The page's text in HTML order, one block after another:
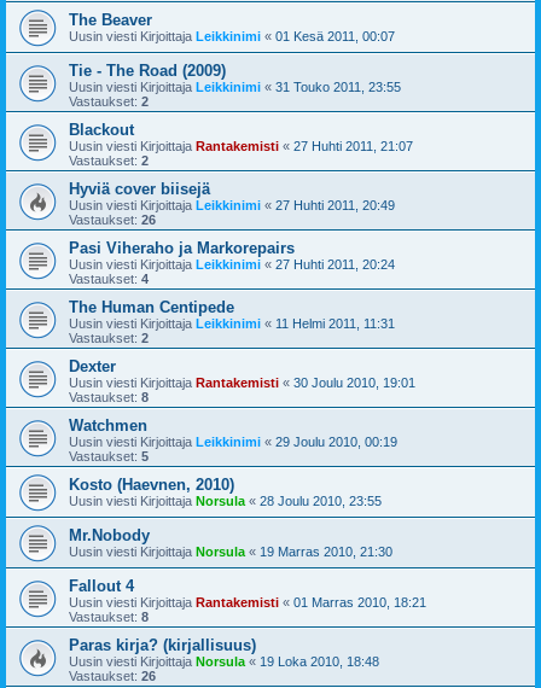
The Beaver
Uusin viesti Kirjoittaja Leikkinimi « 01 Kesä 2011, 00:07
Tie - The Road (2009)
Uusin viesti Kirjoittaja Leikkinimi « 31 Touko 2011, 23:55
Vastaukset: 2
Blackout
Uusin viesti Kirjoittaja Rantakemisti « 27 Huhti 2011, 21:07
Vastaukset: 2
Hyviä cover biisejä
Uusin viesti Kirjoittaja Leikkinimi « 27 Huhti 2011, 20:49
Vastaukset: 26
Pasi Viheraho ja Markorepairs
Uusin viesti Kirjoittaja Leikkinimi « 27 Huhti 2011, 20:24
Vastaukset: 4
The Human Centipede
Uusin viesti Kirjoittaja Leikkinimi « 11 Helmi 2011, 11:31
Vastaukset: 2
Dexter
Uusin viesti Kirjoittaja Rantakemisti « 30 Joulu 2010, 19:01
Vastaukset: 8
Watchmen
Uusin viesti Kirjoittaja Leikkinimi « 29 Joulu 2010, 00:19
Vastaukset: 5
Kosto (Haevnen, 2010)
Uusin viesti Kirjoittaja Norsula « 28 Joulu 2010, 23:55
Mr.Nobody
Uusin viesti Kirjoittaja Norsula « 19 Marras 2010, 21:30
Fallout 4
Uusin viesti Kirjoittaja Rantakemisti « 01 Marras 2010, 18:21
Vastaukset: 8
Paras kirja? (kirjallisuus)
Uusin viesti Kirjoittaja Norsula « 19 Loka 2010, 18:48
Vastaukset: 26